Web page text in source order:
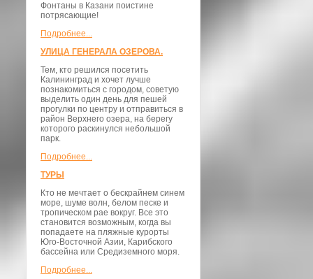
Фонтаны в Казани поистине
потрясающие!
Подробнее...
УЛИЦА ГЕНЕРАЛА ОЗЕРОВА.
Тем, кто решился посетить
Калининград и хочет лучше
познакомиться с городом, советую
выделить один день для пешей
прогулки по центру и отправиться в
район Верхнего озера, на берегу
которого раскинулся небольшой
парк.
Подробнее...
ТУРЫ
Кто не мечтает о бескрайнем синем
море, шуме волн, белом песке и
тропическом рае вокруг. Все это
становится возможным, когда вы
попадаете на пляжные курорты
Юго-Восточной Азии, Карибского
бассейна или Средиземного моря.
Подробнее...